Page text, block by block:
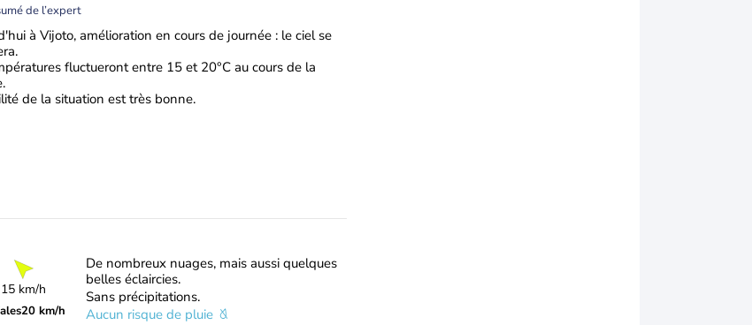
de l’expert
à Vijoto, amélioration en cours de journée : le ciel se
fluctueront entre 15 et 20°C au cours de la
de la situation est très bonne.
15 km/h
20 km/h
De nombreux nuages, mais aussi quelques
belles éclaircies.
Sans précipitations.
Aucun risque de pluie